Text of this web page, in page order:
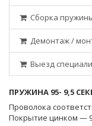
Сборка
Демонтаж /
Выезд
ПРУЖИНА 95- 9,5
Проволока
Покрытие цинком —